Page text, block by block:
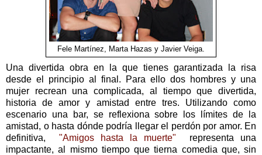
Fele Martínez, Marta Hazas y Javier Veiga.
Una divertida obra en la que tienes garantizada la risa
desde el principio al final. Para ello dos hombres y una
mujer recrean una complicada, al tiempo que divertida,
historia de amor y amistad entre tres. Utilizando como
escenario una bar, se reflexiona sobre los límites de la
amistad, o hasta dónde podría llegar el perdón por amor. En
definitiva, "Amigos hasta la muerte" representa una
impactante, al mismo tiempo que tierna comedia que, sin